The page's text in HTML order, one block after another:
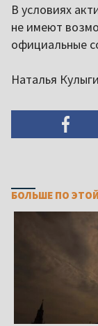
В условиях
не имеют
официальные
Наталья
БОЛЬШЕ ПО